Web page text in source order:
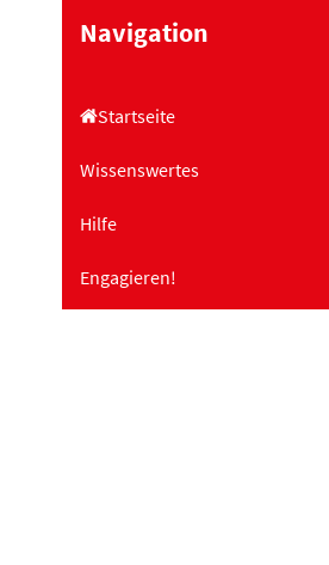
Navigation
Startseite
Wissenswertes
Hilfe
Engagieren!